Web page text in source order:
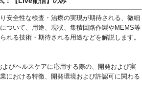
安全性な検査・治療の実現が期待される、微細
ついて、用途、現状、集積回路作製やMEMS等
れる技術・期待される用途などを解説します。
びヘルスケアに応用する際の、開発および実
における特徴、開発環境および許認可に関わる